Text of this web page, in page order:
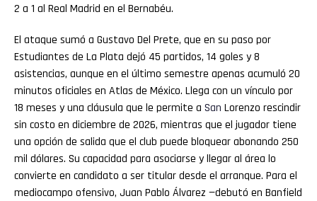
2 a 1 al Real Madrid en el Bernabéu.
El ataque sumó a Gustavo Del Prete, que en su paso por
Estudiantes de La Plata dejó 45 partidos, 14 goles y 8
asistencias, aunque en el último semestre apenas acumuló 20
minutos oficiales en Atlas de México. Llega con un vínculo por
18 meses y una cláusula que le permite a San Lorenzo rescindir
sin costo en diciembre de 2026, mientras que el jugador tiene
una opción de salida que el club puede bloquear abonando 250
mil dólares. Su capacidad para asociarse y llegar al área lo
convierte en candidato a ser titular desde el arranque. Para el
mediocampo ofensivo, Juan Pablo Álvarez —debutó en Banfield